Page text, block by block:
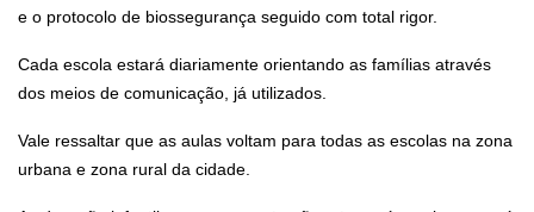
e o protocolo de biossegurança seguido com total rigor.
Cada escola estará diariamente orientando as famílias através
dos meios de comunicação, já utilizados.
Vale ressaltar que as aulas voltam para todas as escolas na zona
urbana e zona rural da cidade.